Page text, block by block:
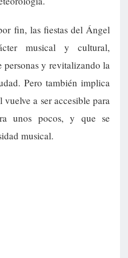
fin, las fiestas del Ángel
musical y cultural,
personas y revitalizando la
Pero también implica
a ser accesible para
unos pocos, y que se
musical.